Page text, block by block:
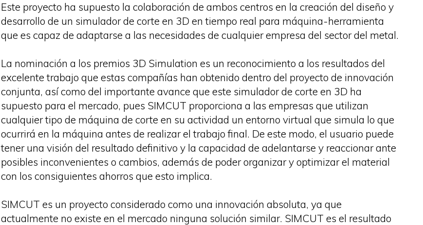
Este proyecto ha supuesto la colaboración de ambos centros en la creación del diseño y
desarrollo de un simulador de corte en 3D en tiempo real para máquina-herramienta
que es capaz de adaptarse a las necesidades de cualquier empresa del sector del metal.
La nominación a los premios 3D Simulation es un reconocimiento a los resultados del
excelente trabajo que estas compañías han obtenido dentro del proyecto de innovación
conjunta, así como del importante avance que este simulador de corte en 3D ha
supuesto para el mercado, pues SIMCUT proporciona a las empresas que utilizan
cualquier tipo de máquina de corte en su actividad un entorno virtual que simula lo que
ocurrirá en la máquina antes de realizar el trabajo final. De este modo, el usuario puede
tener una visión del resultado definitivo y la capacidad de adelantarse y reaccionar ante
posibles inconvenientes o cambios, además de poder organizar y optimizar el material
con los consiguientes ahorros que esto implica.
SIMCUT es un proyecto considerado como una innovación absoluta, ya que
actualmente no existe en el mercado ninguna solución similar. SIMCUT es el resultado